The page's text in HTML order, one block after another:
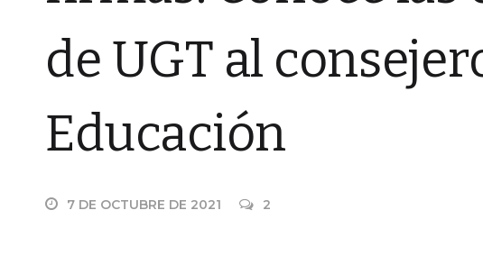
de UGT al
Educación
7 DE OCTUBRE DE 2021 2